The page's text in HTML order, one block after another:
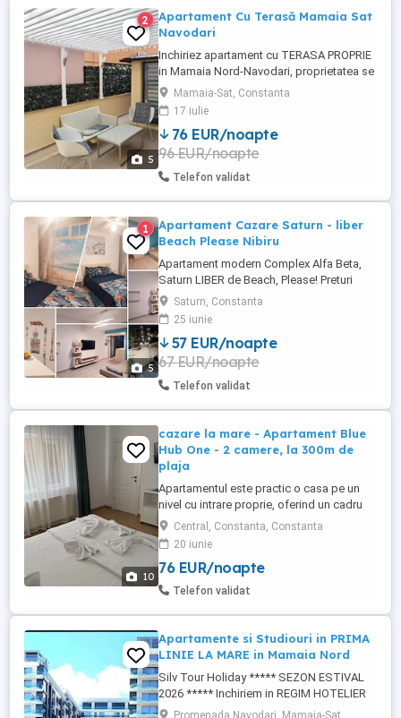
5
2
Apartament Cu Terasă Mamaia Sat
Navodari
Inchiriez apartament cu TERASA PROPRIE
in Mamaia Nord-Navodari, proprietatea se
afla la 3 minute de mers pe jos fata de
plaja, in apropiere este plaja Zanzibar,
plaja Oneiro si faleza Alezzi iar la 2 min de
mers pe jos se gaseste Lidl. Apartamentul
se afla la parterul blocului nou construit,
dormitorul ...
Mamaia-Sat, Constanta
17 iulie
76 EUR/noapte
96 EUR/noapte
Telefon validat
5
1
Apartament Cazare Saturn - liber
Beach Please Nibiru
Apartament modern Complex Alfa Beta,
Saturn LIBER de Beach, Please! Preturi
incepand de la 350 de lei pe noapte!! Cauți
cazarea perfectă pentru festival sau
pentru o vacanță la mare? Închiriez
apartament modern cu 2 camere în Saturn
(Complex Alfa Beta, str. Henny Ignatie nr.
1), cu o capacitate de ...
Saturn, Constanta
25 iunie
57 EUR/noapte
67 EUR/noapte
Telefon validat
10
cazare la mare - Apartament Blue
Hub One - 2 camere, la 300m de
plaja
Apartamentul este practic o casa pe un
nivel cu intrare proprie, oferind un cadru
intim si placut. Casa este situata in zona
Bdul Mamaia - Spitalul Militar, la 300m de
accesul la plaja 3 papuci - Zoom Beach.
Amplasarea centrala a casei face ca
aceasta sa fie aproape de toate
Central, Constanta, Constanta
20 iunie
76 EUR/noapte
Telefon validat
Apartamente si Studiouri in PRIMA
LINIE LA MARE in Mamaia Nord
Silv Tour Holiday ***** SEZON ESTIVAL
2026 ***** Inchiriem in REGIM HOTELIER
APARTAMENTE SI STUDIOURI Intr-unul din
Promenada Navodari, Mamaia-Sat,